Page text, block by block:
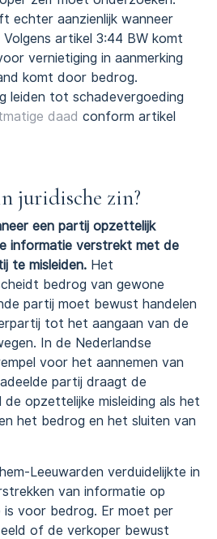
echter aanzienlijk wanneer
artikel 3:44 BW komt
vernietiging in aanmerking
komt door bedrog.
leiden tot schadevergoeding
daad conform artikel
juridische zin?
een partij opzettelijk
informatie verstrekt met de
te misleiden. Het
bedrog van gewone
partij moet bewust handelen
tot het aangaan van de
In de Nederlandse
voor het aannemen van
partij draagt de
opzettelijke misleiding als het
het bedrog en het sluiten van
Leeuwarden verduidelijkte in
van informatie op
voor bedrog. Er moet per
of de verkoper bewust